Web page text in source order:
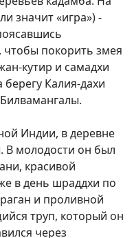
значит «игра») -
чтобы покорить змея
кутир и самадхи
Калия-дахи
Индии, в деревне
В молодости он был
красивой
в день шраддхи по
и проливной
труп, который он
через